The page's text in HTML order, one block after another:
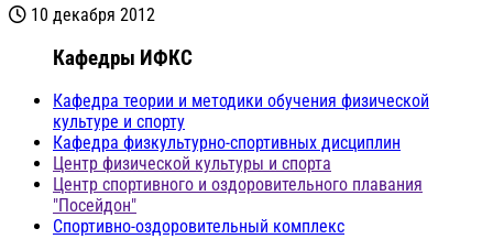
10 декабря 2012
Кафедры ИФКС
Кафедра теории и методики обучения физической
культуре и спорту
Кафедра физкультурно-спортивных дисциплин
Центр физической культуры и спорта
Центр спортивного и оздоровительного плавания
"Посейдон"
Спортивно-оздоровительный комплекс